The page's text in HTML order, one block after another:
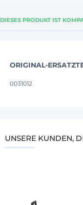
DIESES PRODUKT IST
ORIGINAL-
0031012
UNSERE KUNDEN,